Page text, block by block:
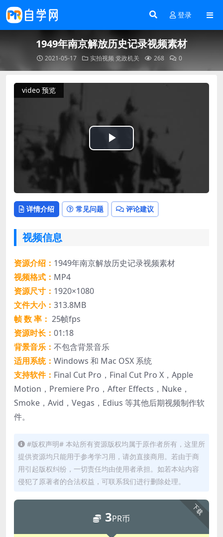
登录
1949年南京解放历史记录视频素材
2021-05-17 实拍视频 党政机关 268 0
video 预览
Play
Video
详情介绍 常见问题 评论建议
视频信息
资源介绍： 1949年南京解放历史记录视频素材
视频格式： MP4
资源尺寸： 1920×1080
文件大小： 313.8MB
帧 数 率： 25帧fps
资源时长： 01:18
背景音乐： 不包含背景音乐
适用系统： Windows 和 Mac OSX 系统
支持软件： Final Cut Pro，Final Cut Pro X，Apple
Motion，Premiere Pro，After Effects，Nuke，
Smoke，Avid，Vegas，Edius 等其他后期视频制作软
件。
#版权声明# 本站所有资源版权均属于原作者所有，这里所
提供资源均只能用于参考学习用，请勿直接商用。若由于商
用引起版权纠纷，一切责任均由使用者承担。如若本站内容
侵犯了原著者的合法权益，可联系我们进行删除处理。
下载
3PR币